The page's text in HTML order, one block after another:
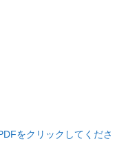
をクリックしてくださ